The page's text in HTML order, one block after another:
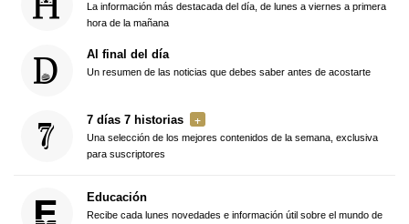
La información más destacada del día, de lunes a viernes a primera
hora de la mañana
Al final del día
Un resumen de las noticias que debes saber antes de acostarte
7 días 7 historias
Una selección de los mejores contenidos de la semana, exclusiva
para suscriptores
Educación
Recibe cada lunes novedades e información útil sobre el mundo de